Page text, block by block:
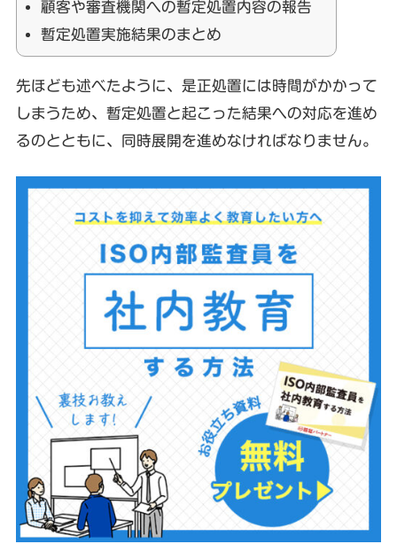
顧客や審査機関への暫定処置内容の報告
暫定処置実施結果のまとめ
先ほども述べたように、是正処置には時間がかかって
しまうため、暫定処置と起こった結果への対応を進め
るのとともに、同時展開を進めなければなりません。